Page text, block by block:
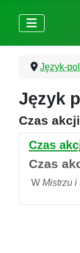
Język-
Język
Czas akcji
Czas
Czas
W Mistrzu i